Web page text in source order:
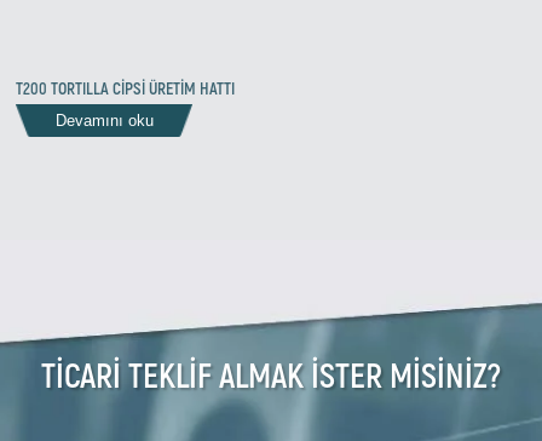
T200 TORTILLA CİPSİ ÜRETİM HATTI
Devamını oku
TİCARİ TEKLİF ALMAK İSTER MİSİNİZ?
Zirve Extrussion